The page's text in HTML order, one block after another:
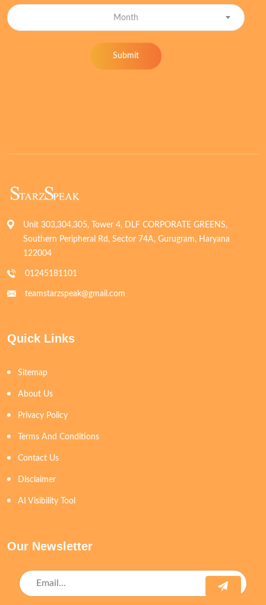
Month
Submit
Unit 303,304,305, Tower 4, DLF CORPORATE GREENS,
Southern Peripheral Rd, Sector 74A, Gurugram, Haryana
122004
01245181101
teamstarzspeak@gmail.com
Quick Links
Sitemap
About Us
Privacy Policy
Terms And Conditions
Contact Us
Disclaimer
AI Visibility Tool
Our Newsletter